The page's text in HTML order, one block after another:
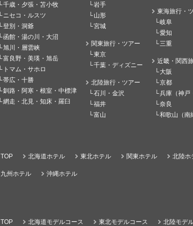
千歳・夕張・苫小牧
ニセコ・ルスツ
登別・洞爺
函館・湯の川・大沼
旭川・層雲峡
富良野・美瑛・旭岳
トマム・サホロ
帯広・十勝
釧路・阿寒・根室・中標津
網走・北見・知床・羅臼
岩手
山形
宮城
関東旅行・ツアー
東京
千葉・ディズニー
北陸旅行・ツアー
石川・金沢
福井
富山
東海旅行・
岐阜
愛知
三重
近畿・関西
大阪
京都
兵庫（神戸
奈良
和歌山（南
TOP 北海道ホテル 東北ホテル 関東ホテル 北陸ホ
九州ホテル 沖縄ホテル
TOP 北海道モデルコース 東北モデルコース 北陸モデ